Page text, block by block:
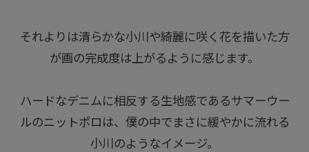
それよりは清らかな小川や綺麗に咲く花を描いた方
が画の完成度は上がるように感じます。
ハードなデニムに相反する生地感であるサマーウー
ルのニットポロは、僕の中でまさに緩やかに流れる
小川のようなイメージ。